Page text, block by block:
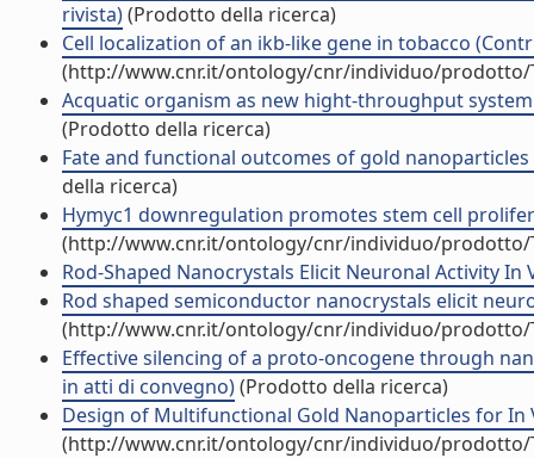
rivista)(Prodotto della ricerca)
Cell localization of an ikb-like gene in tobacco
(http://www.cnr.it/ontology/cnr/individuo/prodotto/
Acquatic organism as new hight-throughput
(Prodotto della ricerca)
Fate and functional outcomes of gold
della ricerca)
Hymyc1 downregulation promotes stem cell
(http://www.cnr.it/ontology/cnr/individuo/prodotto/
Rod-Shaped Nanocrystals Elicit Neuronal Activity In
Rod shaped semiconductor nanocrystals elicit
(http://www.cnr.it/ontology/cnr/individuo/prodotto/
Effective silencing of a proto-oncogene through
in atti di convegno)(Prodotto della ricerca)
Design of Multifunctional Gold Nanoparticles for In
(http://www.cnr.it/ontology/cnr/individuo/prodotto/